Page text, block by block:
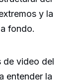
y la
fondo.
de video del
entender la